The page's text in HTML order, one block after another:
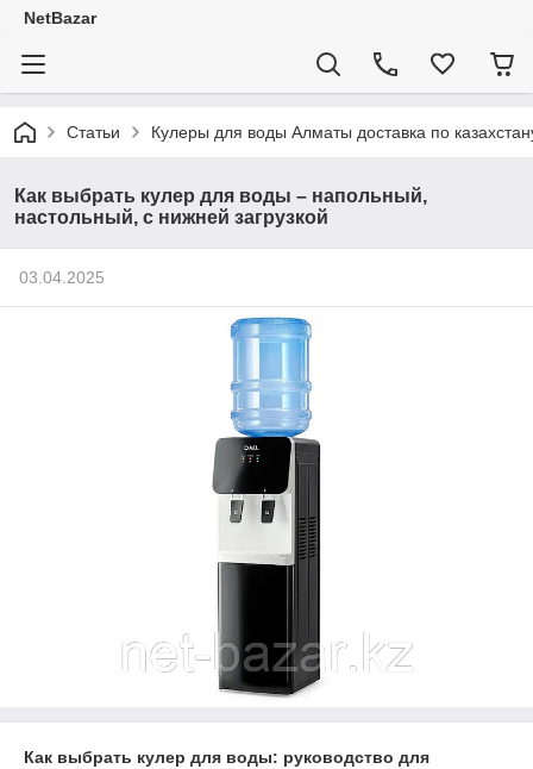
NetBazar
Статьи Кулеры для воды Алматы доставка по
Как выбрать кулер для воды – напольный,
настольный, с нижней загрузкой
03.04.2025
Как выбрать кулер для воды: руководство для